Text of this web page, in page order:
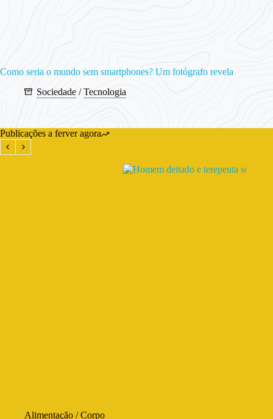
Como seria o mundo sem smartphones? Um fotógrafo revela
Sociedade /Tecnologia
Publicações a ferver agora
Alimentação /Corpo